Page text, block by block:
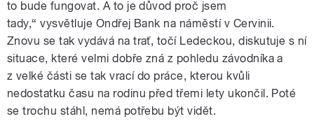
to bude fungovat. A to je důvod proč jsem
tady,“ vysvětluje Ondřej Bank na náměstí v Cervinii.
Znovu se tak vydává na trať, točí Ledeckou, diskutuje s ní
situace, které velmi dobře zná z pohledu závodníka a
z velké části se tak vrací do práce, kterou kvůli
nedostatku času na rodinu před třemi lety ukončil. Poté
se trochu stáhl, nemá potřebu být vidět.